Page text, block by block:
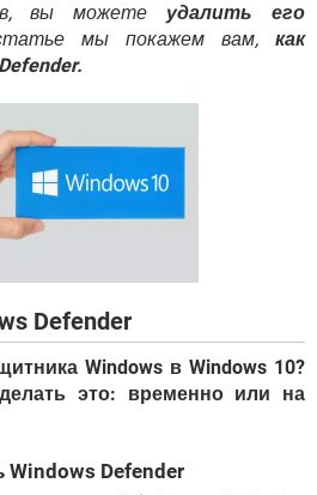
вы можете удалить его
мы покажем вам, как
Defender
Windows в Windows 10?
это: временно или на
Defender